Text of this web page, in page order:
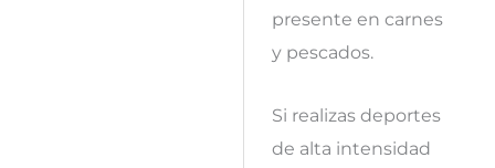
presente en carnes
y pescados.
Si realizas deportes
de alta intensidad